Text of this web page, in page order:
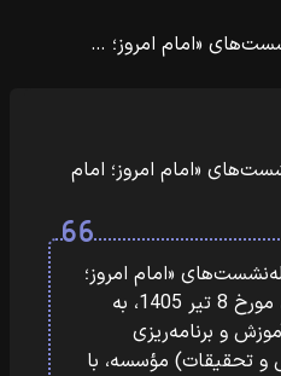
«امام امروز؛ …
«امام امروز؛ امام
«امام امروز؛
امام تحول»، روز دوشنبه، مورخ 8 تیر 1405، به
و برنامه‌ریزی
و تحقیقات) مؤسسه، با